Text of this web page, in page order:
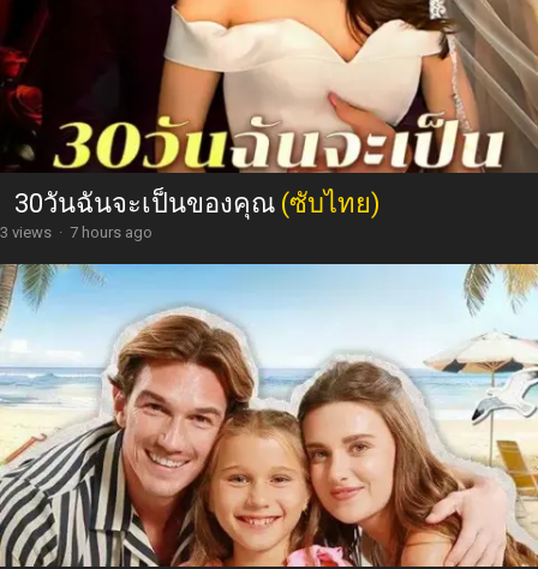
30วันฉันจะเป็นของคุณ (ซับไทย)
3 views · 7 hours ago